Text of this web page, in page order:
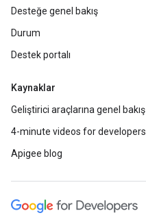
Desteğe genel bakış
Durum
Destek portalı
Kaynaklar
Geliştirici araçlarına genel bakış
4-minute videos for developers
Apigee blog